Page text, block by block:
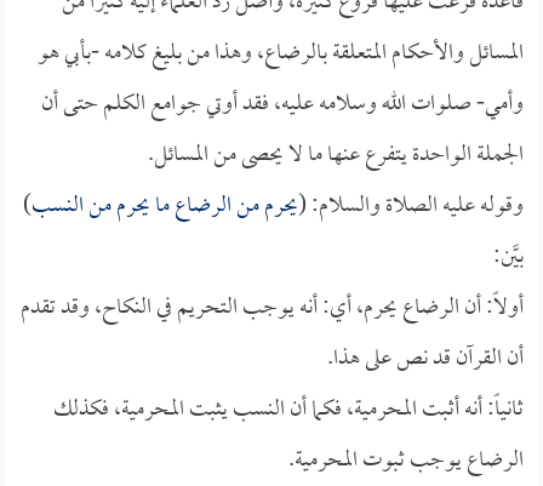
المسائل والأحكام المتعلقة بالرضاع، وهذا من بليغ كلامه -بأبي هو
وأمي- صلوات الله وسلامه عليه، فقد أوتي جوامع الكلم حتى أن
الجملة الواحدة يتفرع عنها ما لا يحصى من المسائل.
وقوله عليه الصلاة والسلام: (يحرم من الرضاع ما يحرم من النسب)
بيَّن:
أولاً: أن الرضاع يحرم، أي: أنه يوجب التحريم في النكاح، وقد تقدم
أن القرآن قد نص على هذا.
ثانياً: أنه أثبت المحرمية، فكما أن النسب يثبت المحرمية، فكذلك
الرضاع يوجب ثبوت المحرمية.